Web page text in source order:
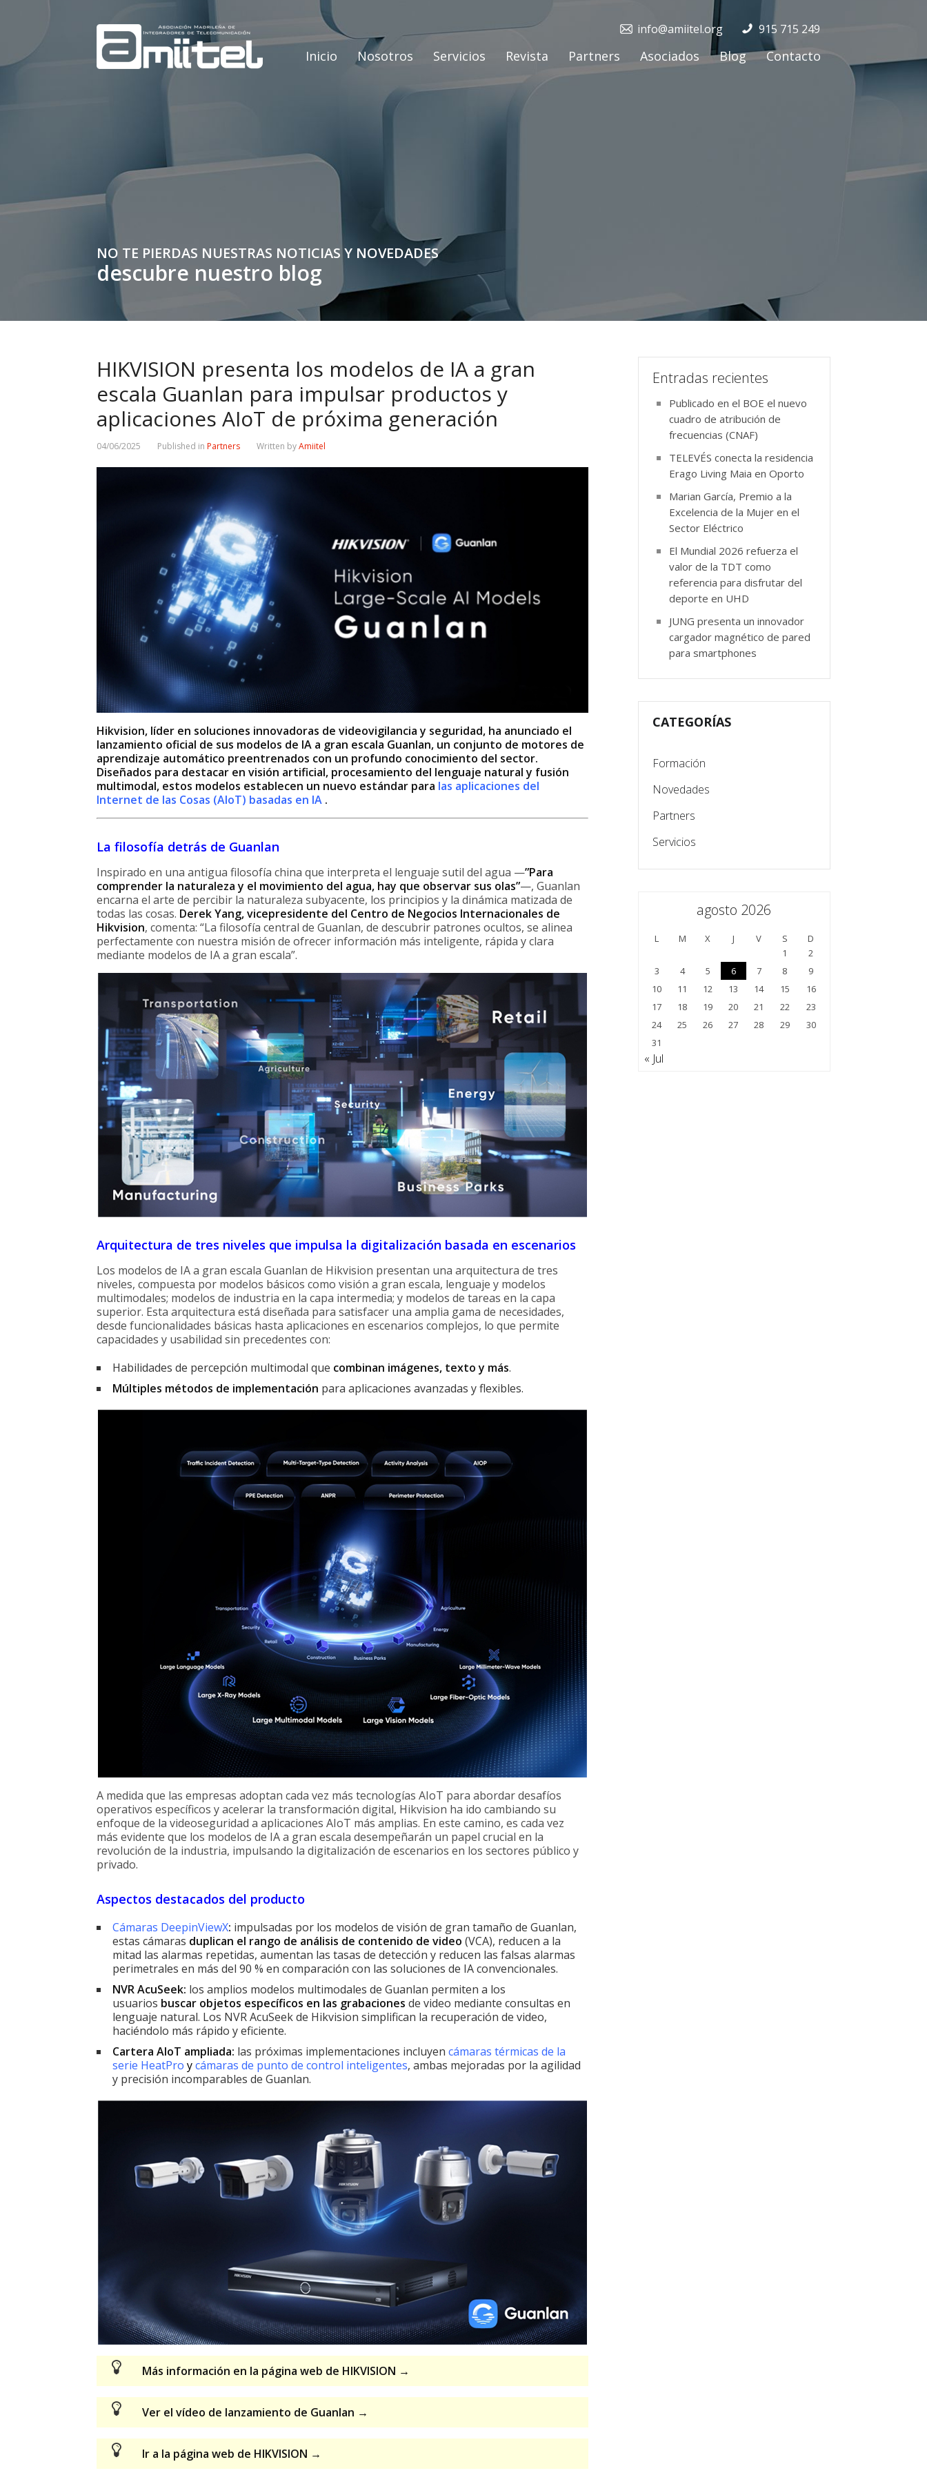
915 715 249
info@amiitel.org
Inicio Nosotros Servicios Revista Partners Asociados Blog Contacto
NO TE PIERDAS NUESTRAS NOTICIAS Y NOVEDADES
descubre nuestro blog
HIKVISION presenta los modelos de IA a gran
escala Guanlan para impulsar productos y
aplicaciones AIoT de próxima generación
04/06/2025 Published in Partners Written byAmiitel
Hikvision, líder en soluciones innovadoras de videovigilancia y seguridad, ha anunciado el
lanzamiento oficial de sus modelos de IA a gran escala Guanlan, un conjunto de motores de
aprendizaje automático preentrenados con un profundo conocimiento del sector.
Diseñados para destacar en visión artificial, procesamiento del lenguaje natural y fusión
multimodal, estos modelos establecen un nuevo estándar para las aplicaciones del
Internet de las Cosas (AIoT) basadas en IA .
La filosofía detrás de Guanlan
Inspirado en una antigua filosofía china que interpreta el lenguaje sutil del agua —”Para
comprender la naturaleza y el movimiento del agua, hay que observar sus olas”—, Guanlan
encarna el arte de percibir la naturaleza subyacente, los principios y la dinámica matizada de
todas las cosas. Derek Yang, vicepresidente del Centro de Negocios Internacionales de
Hikvision, comenta: “La filosofía central de Guanlan, de descubrir patrones ocultos, se alinea
perfectamente con nuestra misión de ofrecer información más inteligente, rápida y clara
mediante modelos de IA a gran escala”.
Arquitectura de tres niveles que impulsa la digitalización basada en escenarios
Los modelos de IA a gran escala Guanlan de Hikvision presentan una arquitectura de tres
niveles, compuesta por modelos básicos como visión a gran escala, lenguaje y modelos
multimodales; modelos de industria en la capa intermedia; y modelos de tareas en la capa
superior. Esta arquitectura está diseñada para satisfacer una amplia gama de necesidades,
desde funcionalidades básicas hasta aplicaciones en escenarios complejos, lo que permite
capacidades y usabilidad sin precedentes con:
Habilidades de percepción multimodal que combinan imágenes, texto y más.
Múltiples métodos de implementación para aplicaciones avanzadas y flexibles.
A medida que las empresas adoptan cada vez más tecnologías AIoT para abordar desafíos
operativos específicos y acelerar la transformación digital, Hikvision ha ido cambiando su
enfoque de la videoseguridad a aplicaciones AIoT más amplias. En este camino, es cada vez
más evidente que los modelos de IA a gran escala desempeñarán un papel crucial en la
revolución de la industria, impulsando la digitalización de escenarios en los sectores público y
privado.
Aspectos destacados del producto
Cámaras DeepinViewX: impulsadas por los modelos de visión de gran tamaño de Guanlan,
estas cámaras duplican el rango de análisis de contenido de video (VCA), reducen a la
mitad las alarmas repetidas, aumentan las tasas de detección y reducen las falsas alarmas
perimetrales en más del 90 % en comparación con las soluciones de IA convencionales.
NVR AcuSeek: los amplios modelos multimodales de Guanlan permiten a los
usuarios buscar objetos específicos en las grabaciones de video mediante consultas en
lenguaje natural. Los NVR AcuSeek de Hikvision simplifican la recuperación de video,
haciéndolo más rápido y eficiente.
Cartera AIoT ampliada: las próximas implementaciones incluyen cámaras térmicas de la
serie HeatPro ycámaras de punto de control inteligentes, ambas mejoradas por la agilidad
y precisión incomparables de Guanlan.
Más información en la página web de HIKVISION →
Ver el vídeo de lanzamiento de Guanlan →
Ir a la página web de HIKVISION →
Entradas recientes
Publicado en el BOE el nuevo
cuadro de atribución de
frecuencias (CNAF)
TELEVÉS conecta la residencia
Erago Living Maia en Oporto
Marian García, Premio a la
Excelencia de la Mujer en el
Sector Eléctrico
El Mundial 2026 refuerza el
valor de la TDT como
referencia para disfrutar del
deporte en UHD
JUNG presenta un innovador
cargador magnético de pared
para smartphones
CATEGORÍAS
Formación
Novedades
Partners
Servicios
agosto 2026
L M X J V S
D
1
2
3
4 5 6 7 8
9
10
11 12 13 14 15
16
17
18 19 20 21 22
23
24
25 26 27 28 29
30
31
« Jul